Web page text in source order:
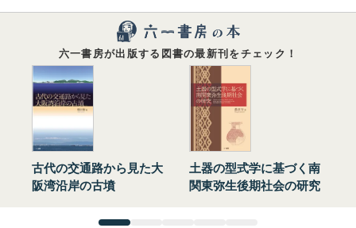
六一書房が出版する図書の最新刊をチェック！
古代の交通路から見た大
阪湾沿岸の古墳
土器の型式学に基づく南
関東弥生後期社会の研究